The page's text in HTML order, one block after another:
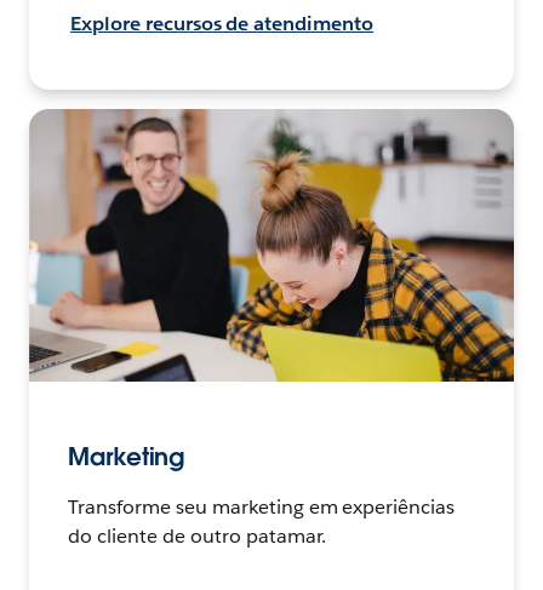
Explore recursos de atendimento
Marketing
Transforme seu marketing em experiências
do cliente de outro patamar.